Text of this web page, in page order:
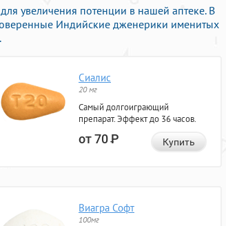
увеличения потенции в нашей аптеке. В
Индийские дженерики именитых
Сиалис
20 мг
Самый долгоиграющий
препарат. Эффект до 36 часов.
от 70Р Купить
Виагра Софт
100мг